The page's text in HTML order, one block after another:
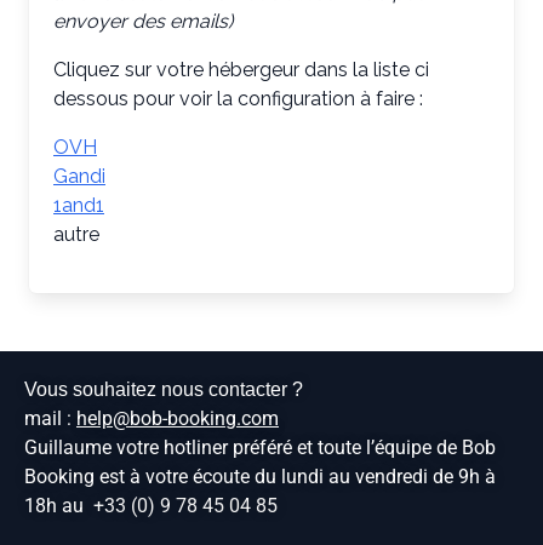
envoyer des emails)
Cliquez sur votre hébergeur dans la liste ci
dessous pour voir la configuration à faire :
OVH
Gandi
1and1
autre
Vous souhaitez nous contacter ?
mail : help@bob-booking.com
Guillaume votre hotliner préféré et toute l’équipe de Bob
Booking est à votre écoute du lundi au vendredi de 9h à
18h au +33 (0) 9 78 45 04 85